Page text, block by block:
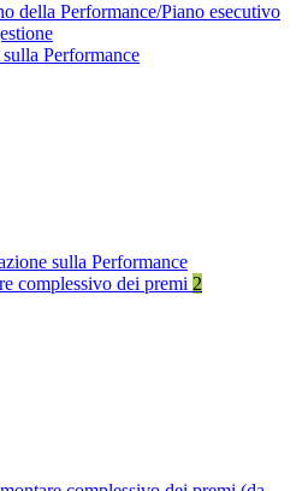
della Performance/Piano esecutivo
Performance
sulla Performance
complessivo dei premi 2